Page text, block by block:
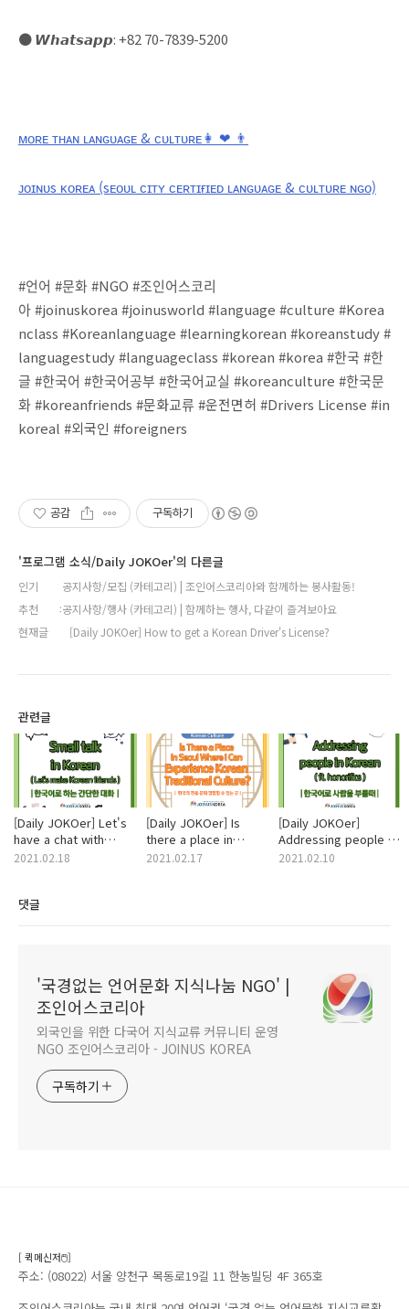
● 𝙒𝙝𝙖𝙩𝙨𝙖𝙥𝙥: +82 70-7839-5200⠀
ᴍᴏʀᴇ ᴛʜᴀɴ ʟᴀɴɢᴜᴀɢᴇ & ᴄᴜʟᴛᴜʀᴇ👩 ❤ 👨
ᴊᴏɪɴᴜs ᴋᴏʀᴇᴀ (sᴇᴏᴜʟ ᴄɪᴛʏ ᴄᴇʀᴛɪғɪᴇᴅ ʟᴀɴɢᴜᴀɢᴇ & ᴄᴜʟᴛᴜʀᴇ ɴɢᴏ)
#언어 #문화#NGO #조인어스코리
아#joinuskorea #joinusworld #language #culture #Korea
nclass #Koreanlanguage #learningkorean #koreanstudy#
languagestudy#languageclass #korean #korea #한국 #한
글 #한국어 #한국어공부 #한국어교실 #koreanculture #한국문
화#koreanfriends #문화교류 #운전면허 #Drivers License #in
koreal #외국인 #foreigners
공감 구독하기
'프로그램 소식/Daily JOKOer'의 다른글
인기
공지사항/모집 (카테고리) | 조인어스코리아와 함께하는 봉사활동!
추천
공지사항/행사 (카테고리) | 함께하는 행사, 다같이 즐겨보아요
현재글
[Daily JOKOer] How to get a Korean Driver's License?
관련글
[Daily JOKOer] Let's
have a chat with
Korean!
2021.02.18
[Daily JOKOer] Is
there a place in
Seoul where I can
2021.02.17
[Daily JOKOer]
Addressing people in
Korean
2021.02.10
댓글
'국경없는 언어문화 지식나눔 NGO' |
조인어스코리아
외국인을 위한 다국어 지식교류 커뮤니티 운영
NGO 조인어스코리아 - JOINUS KOREA
구독하기
[ 퀵메신저🖱️]
주소: (08022) 서울 양천구 목동로19길 11 한농빌딩 4F 365호